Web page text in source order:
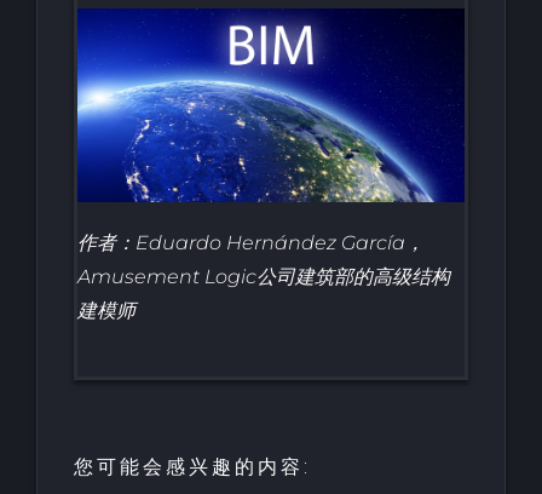
作者：Eduardo Hernández García，
Amusement Logic公司建筑部的高级结构
建模师
您可能会感兴趣的内容: